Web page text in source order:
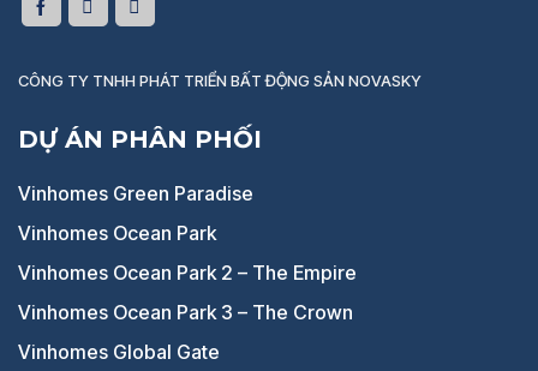
CÔNG TY TNHH PHÁT TRIỂN BẤT ĐỘNG SẢN NOVASKY
DỰ ÁN PHÂN PHỐI
Vinhomes Green Paradise
Vinhomes Ocean Park
Vinhomes Ocean Park 2 – The Empire
Vinhomes Ocean Park 3 – The Crown
Vinhomes Global Gate